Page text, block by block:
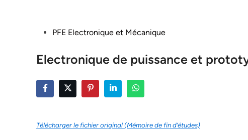
PostedPFE Electronique et Mécanique
Electronique de puissance et
Télécharger le fichier original (Mémoire de fin d’études)